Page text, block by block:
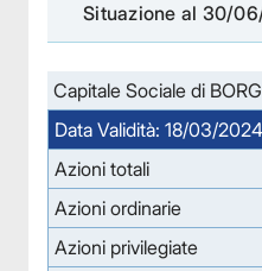
Situazione al 30/
Capitale Sociale di
Data Validità: 18/03/2024
Azioni totali
Azioni ordinarie
Azioni privilegiate